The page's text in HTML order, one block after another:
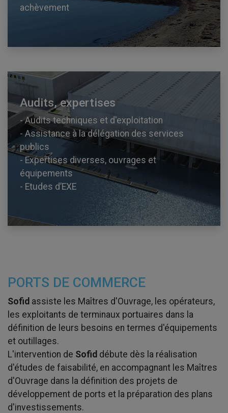
achèvement
Audits, expertises
- Audits techniques et d'exploitation
- Assistance à la délégation des services
publics
- Expertises diverses, ouvrages et
équipements
- Etudes d’EXE
PORTS DE COMMERCE
Sofid assiste les Maîtres d'Ouvrage, les opérateurs,
les exploitants de terminaux portuaires dans la
définition de leurs besoins en termes d'équipements
et outillages.
L'intervention de Sofid débute dès la réalisation
d'études de faisabilité, en accompagnant les Maîtres
d'Ouvrage dans la définition des projets de
développement de ports et la préparation des plans
d'investissements.